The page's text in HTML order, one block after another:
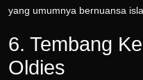
yang umumnya bernuansa
6. Tembang
Oldies